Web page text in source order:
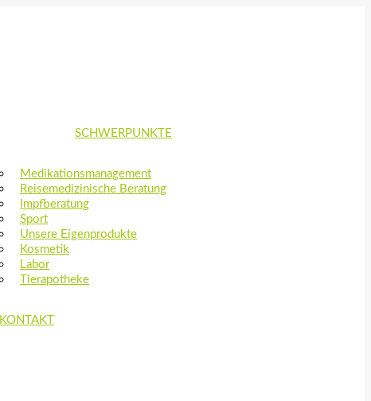
SCHWERPUNKTE
Medikationsmanagement
Reisemedizinische Beratung
Impfberatung
Sport
Unsere Eigenprodukte
Kosmetik
Labor
Tierapotheke
KONTAKT